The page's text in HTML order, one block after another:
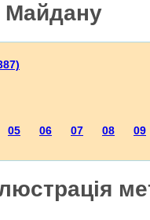
Майдану
05 06 07 08 09